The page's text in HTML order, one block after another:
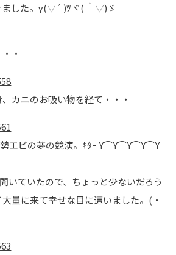
ました。γ(▽´ )ﾂヾ( ｀▽)ゞ
・
カニのお吸い物を経て・・・
エビの夢の競演。ｷﾀｰ Y⌒Y⌒Y⌒Y⌒Y
いていたので、ちょっと少ないだろう
量に来て幸せな目に遭いました。(・